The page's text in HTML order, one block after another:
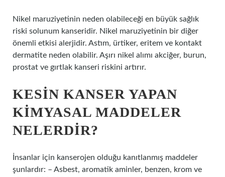
Nikel maruziyetinin neden olabileceği en büyük sağlık
riski solunum kanseridir. Nikel maruziyetinin bir diğer
önemli etkisi alerjidir. Astım, ürtiker, eritem ve kontakt
dermatite neden olabilir. Aşırı nikel alımı akciğer, burun,
prostat ve gırtlak kanseri riskini artırır.
KESIN KANSER YAPAN
KIMYASAL MADDELER
NELERDIR?
İnsanlar için kanserojen olduğu kanıtlanmış maddeler
şunlardır: – Asbest, aromatik aminler, benzen, krom ve